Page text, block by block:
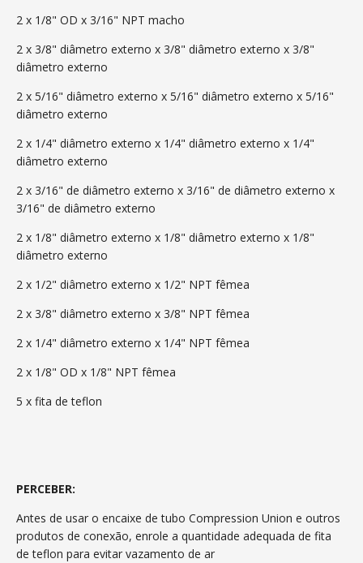
2 x 1/8" OD x 3/16" NPT macho
2 x 3/8" diâmetro externo x 3/8" diâmetro externo x 3/8"
diâmetro externo
2 x 5/16" diâmetro externo x 5/16" diâmetro externo x 5/16"
diâmetro externo
2 x 1/4" diâmetro externo x 1/4" diâmetro externo x 1/4"
diâmetro externo
2 x 3/16" de diâmetro externo x 3/16" de diâmetro externo x
3/16" de diâmetro externo
2 x 1/8" diâmetro externo x 1/8" diâmetro externo x 1/8"
diâmetro externo
2 x 1/2" diâmetro externo x 1/2" NPT fêmea
2 x 3/8" diâmetro externo x 3/8" NPT fêmea
2 x 1/4" diâmetro externo x 1/4" NPT fêmea
2 x 1/8" OD x 1/8" NPT fêmea
5 x fita de teflon
PERCEBER:
Antes de usar o encaixe de tubo Compression Union e outros
produtos de conexão, enrole a quantidade adequada de fita
de teflon para evitar vazamento de ar